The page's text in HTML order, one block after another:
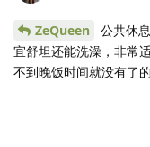
ZeQueen
公共休
宜舒坦还能洗澡，非常
不到晚饭时间就没有了